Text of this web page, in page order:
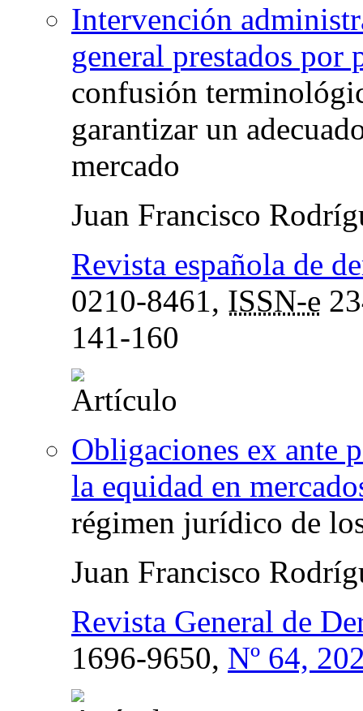
Intervención
general prestados por
confusión
garantizar un
mercado
Juan Francisco
Revista española de
0210-8461, ISSN-e
141-160
Obligaciones ex ante
la equidad en
régimen jurídico de
Juan Francisco
Revista General de
1696-9650, Nº 64,